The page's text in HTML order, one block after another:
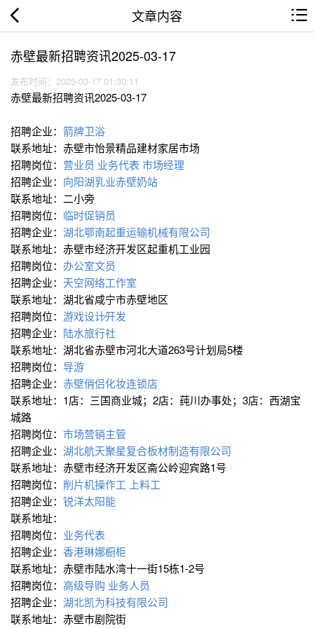
文章内容
赤壁最新招聘资讯2025-03-17
发布时间：2025-03-17 01:30:11
赤壁最新招聘资讯2025-03-17
招聘企业： 箭牌卫浴
联系地址：赤壁市怡景精品建材家居市场
招聘岗位： 营业员 业务代表 市场经理
招聘企业： 向阳湖乳业赤壁奶站
联系地址：二小旁
招聘岗位： 临时促销员
招聘企业： 湖北鄂南起重运输机械有限公司
联系地址：赤壁市经济开发区起重机工业园
招聘岗位： 办公室文员
招聘企业： 天空网络工作室
联系地址：湖北省咸宁市赤壁地区
招聘岗位： 游戏设计∕开发
招聘企业： 陆水旅行社
联系地址：湖北省赤壁市河北大道263号计划局5楼
招聘岗位： 导游
招聘企业： 赤壁俏侣化妆连锁店
联系地址：1店：三国商业城；2店：莼川办事处；3店：西湖宝
城路
招聘岗位： 市场营销主管
招聘企业： 湖北航天聚星复合板材制造有限公司
联系地址：赤壁市经济开发区斋公岭迎宾路1号
招聘岗位： 削片机操作工 上料工
招聘企业： 锐洋太阳能
联系地址：
招聘岗位： 业务代表
招聘企业： 香港琳娜橱柜
联系地址：赤壁市陆水湾十一街15栋1-2号
招聘岗位： 高级导购 业务人员
招聘企业： 湖北凯为科技有限公司
联系地址：赤壁市剧院街